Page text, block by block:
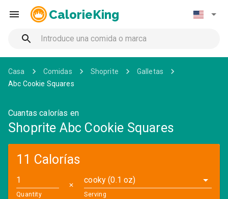
CalorieKing
Casa Comidas Shoprite
Galletas
Abc Cookie Squares
Cuantas calorías en
Shoprite Abc Cookie Squares
11 Calorías
Quantity
✕
cooky (0.1 oz)
Serving